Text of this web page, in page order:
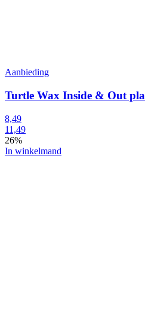
Aanbieding
Turtle Wax Inside & Out
8,49
11,49
26%
In winkelmand